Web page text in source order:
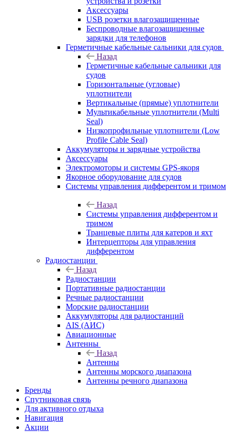
Аксессуары
USB розетки влагозащищенные
Беспроводные влагозащищенные
зарядки для телефонов
Герметичные кабельные сальники для судов
Назад
Герметичные кабельные сальники для
судов
Горизонтальные (угловые)
уплотнители
Вертикальные (прямые) уплотнители
Мультикабельные уплотнители (Multi
Seal)
Низкопрофильные уплотнители (Low
Profile Cable Seal)
Аккумуляторы и зарядные устройства
Аксессуары
Электромоторы и системы GPS-якоря
Якорное оборудование для судов
Системы управления дифферентом и тримом
Назад
Системы управления дифферентом и
тримом
Транцевые плиты для катеров и яхт
Интерцепторы для управления
дифферентом
Радиостанции
Назад
Радиостанции
Портативные радиостанции
Речные радиостанции
Морские радиостанции
Аккумуляторы для радиостанций
AIS (АИС)
Авиационные
Антенны
Назад
Антенны
Антенны морского диапазона
Антенны речного диапазона
Бренды
Спутниковая связь
Для активного отдыха
Навигация
Акции